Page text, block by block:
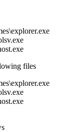
files